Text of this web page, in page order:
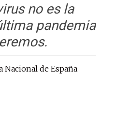
no es la
pandemia
Nacional de España